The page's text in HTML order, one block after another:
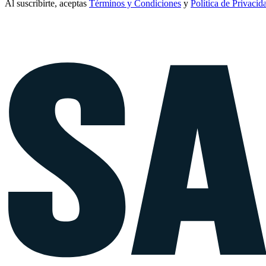
Al suscribirte, aceptas Términos y Condiciones y Política de